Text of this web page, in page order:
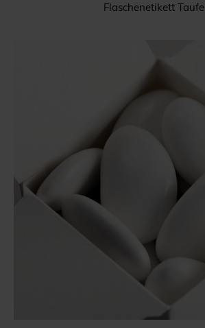
Flaschenetikett Taufe